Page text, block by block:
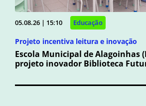
05.08.26 | 15:10 Educação
Projeto incentiva leitura e inovação
Escola Municipal de Alagoinhas
projeto inovador Biblioteca